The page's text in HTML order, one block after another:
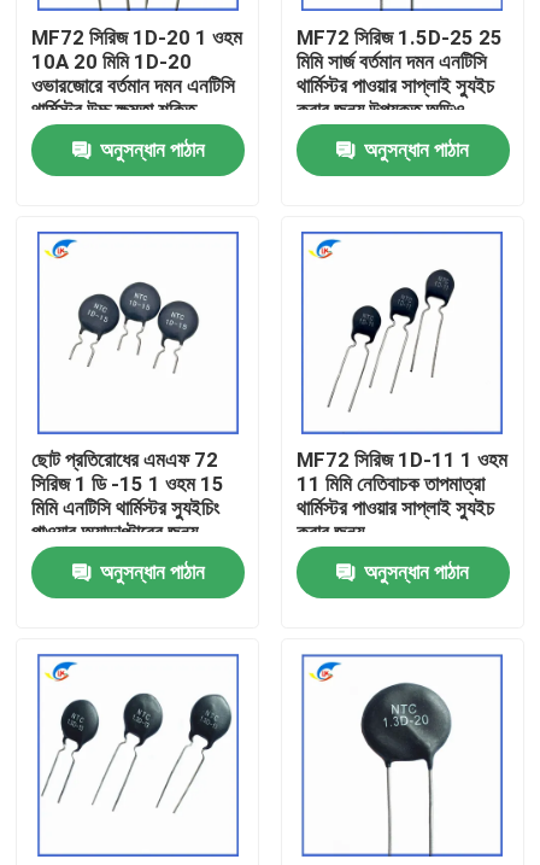
পণ্য
ভিডিও
কারখানা পরিদর্শন
গুণমান নিয়ন্ত্রণ
খবর
মামলা
পিটিসি থার্মিস্টর
MF72 সিরিজ 1D-20 1 ওহম
10A 20 মিমি 1D-20
ওভারজোরে বর্তমান দমন এনটিসি
থার্মিস্টর উচ্চ ক্ষমতা শক্তি
সরবরাহের জন্য উপযুক্ত
অনুসন্ধান পাঠান
MF72 সিরিজ 1.5D-25 25
মিমি সার্জ বর্তমান দমন এনটিসি
থার্মিস্টর পাওয়ার সাপ্লাই স্যুইচ
করার জন্য উপযুক্ত অডিও
এম্প্লিফায়ার
অনুসন্ধান পাঠান
ছোট প্রতিরোধের এমএফ 72
সিরিজ 1 ডি -15 1 ওহম 15
মিমি এনটিসি থার্মিস্টর স্যুইচিং
পাওয়ার অ্যাডাপ্টারের জন্য
উপযুক্ত
অনুসন্ধান পাঠান
MF72 সিরিজ 1D-11 1 ওহম
11 মিমি নেতিবাচক তাপমাত্রা
থার্মিস্টর পাওয়ার সাপ্লাই স্যুইচ
করার জন্য
অনুসন্ধান পাঠান